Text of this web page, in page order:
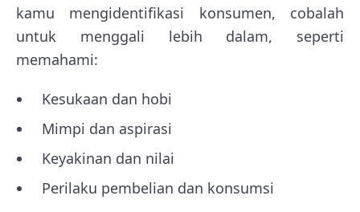
kamu mengidentifikasi konsumen, cobalah
untuk menggali lebih dalam, seperti
memahami:
Kesukaan dan hobi
Mimpi dan aspirasi
Keyakinan dan nilai
Perilaku pembelian dan konsumsi